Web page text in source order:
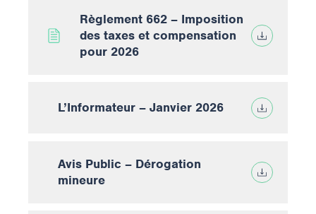
Règlement 662 – Imposition
des taxes et compensation
pour 2026
L’Informateur – Janvier 2026
Avis Public – Dérogation
mineure